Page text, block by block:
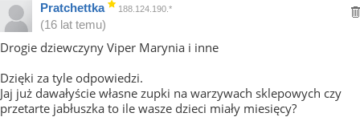
Pratchettka 188.124.190.*
(16 lat temu)
Drogie dziewczyny Viper Marynia i inne
Dzięki za tyle odpowiedzi.
Jaj już dawałyście własne zupki na warzywach sklepowych czy
przetarte jabłuszka to ile wasze dzieci miały miesięcy?